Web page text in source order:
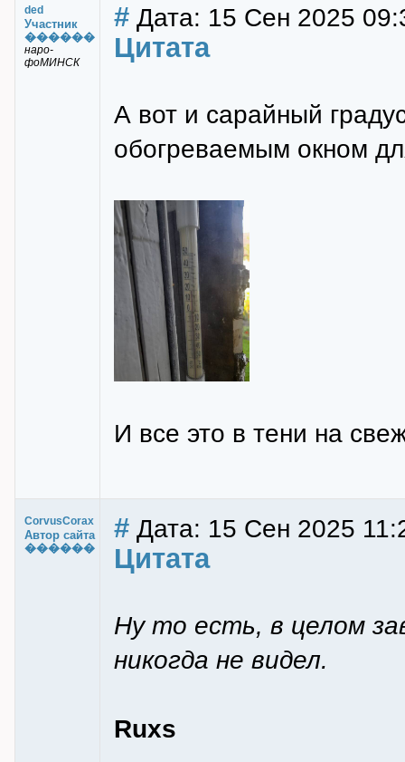
ded
Участник
������
наро-
фоМИНСК
# Дата: 15 Сен 2025
Цитата
А вот и сарайный
обогреваемым окном
И все это в тени на
CorvusCorax
Автор сайта
������
# Дата: 15 Сен 2025
Цитата
Ну то есть, в целом
никогда не видел.
Ruxs